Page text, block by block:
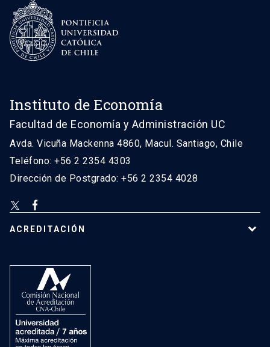
Instituto de Economía
Facultad de Economía y Administración UC
Avda. Vicuña Mackenna 4860, Macul. Santiago, Chile
Teléfono: +56 2 2354 4303
Dirección de Postgrado: +56 2 2354 4028
ACREDITACIÓN